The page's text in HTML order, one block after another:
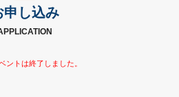
申し込み